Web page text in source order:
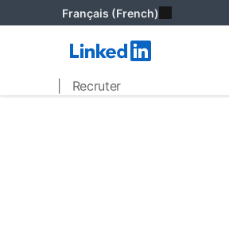
Français (French)
| Recruter